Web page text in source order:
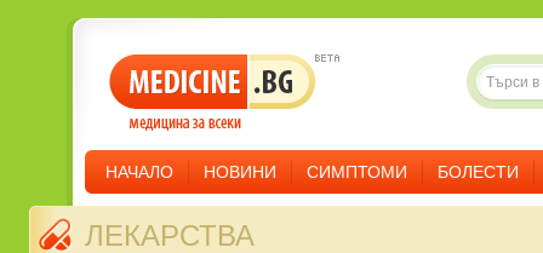
НАЧАЛО НОВИНИ СИМПТОМИ БОЛЕСТИ
ЛЕКАРСТВА